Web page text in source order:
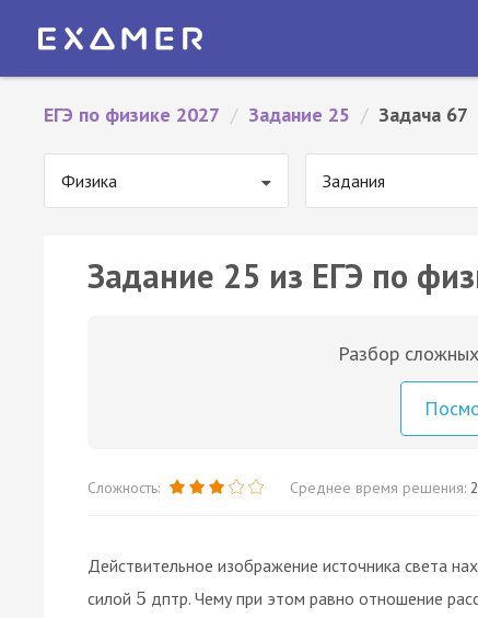
ЕГЭ по физике 2027 / Задание 25 / Задача 67
Физика Задания
Задание 25 из ЕГЭ по
Разбор
Сложность: Среднее время решения:
Действительное изображение источника света
силой 5 дптр. Чему при этом равно отношение